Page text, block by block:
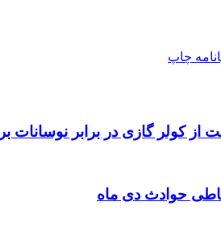
چاپ
از کولر گازی در برابر نوسانات
حوادث دی ماه